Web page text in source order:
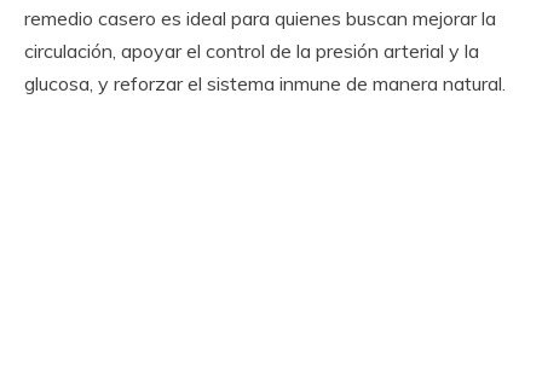
remedio casero es ideal para quienes buscan mejorar la
circulación, apoyar el control de la presión arterial y la
glucosa, y reforzar el sistema inmune de manera natural.